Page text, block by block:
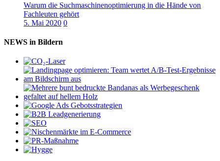
Warum die Suchmaschinenoptimierung in die Hände von
Fachleuten gehört
5. Mai 2020 0
NEWS in Bildern